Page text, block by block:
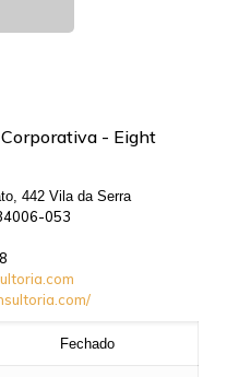
- Eight
442 Vila da Serra
053
Fechado